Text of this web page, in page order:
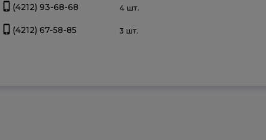
(4212) 93-68-68 4 шт.
(4212) 67-58-85 3 шт.